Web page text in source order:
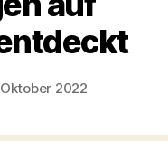
2022